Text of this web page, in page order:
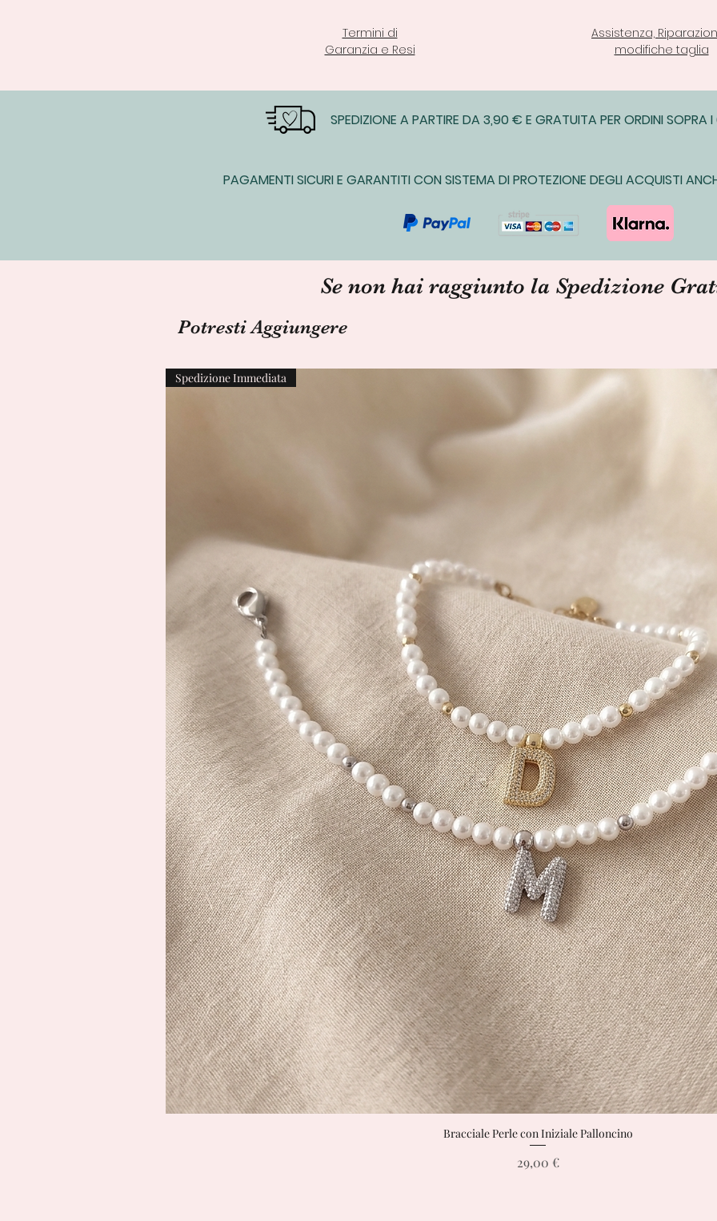
Termini di
Garanzia e Resi
Assistenza,
modifiche taglia
SPEDIZIONE A PARTIRE DA 3,90 € E GRATUITA PER ORDINI SOPRA
PAGAMENTI SICURI E GARANTITI CON SISTEMA DI PROTEZIONE DEGLI ACQUISTI
Se non hai raggiunto la Spedizione
Potresti Aggiungere
Vista rapida
Spedizione Immediata
Bracciale Perle con Iniziale Palloncino
Prezzo
29,00 €